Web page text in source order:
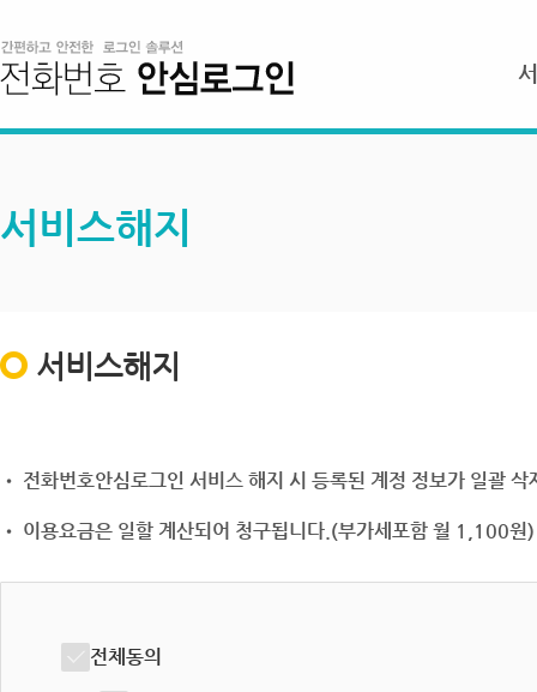
서비스해지
서비스해지
• 전화번호안심로그인 서비스 해지 시 등록된 계정 정보가 일괄
• 이용요금은 일할 계산되어 청구됩니다.(부가세포함 월 1,100원)
전체동의